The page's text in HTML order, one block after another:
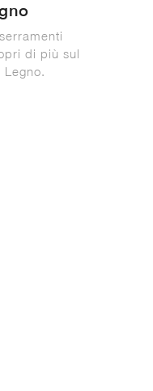
di più sul
Legno.